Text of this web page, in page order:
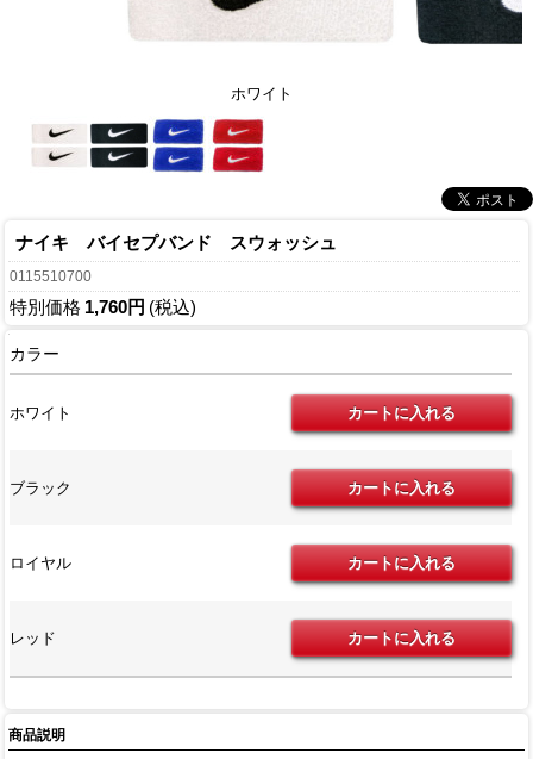
ホワイト
ナイキ バイセプバンド スウォッシュ
0115510700
特別価格 1,760円 (税込)
カラー
ホワイト
ブラック
ロイヤル
レッド
商品説明